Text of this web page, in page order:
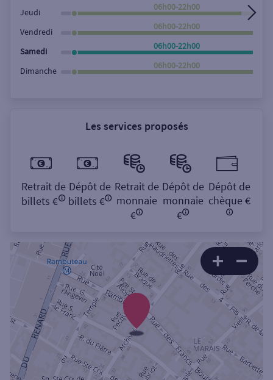
Jeudi
06h00-22h00
Vendredi
06h00-22h00
Samedi
06h00-22h00
Dimanche
06h00-22h00
Les services proposés
Retrait de
billets €
Dépôt de
billets €
Retrait de
monnaie
€
Dépôt de
monnaie
€
Dépôt de
chèque €